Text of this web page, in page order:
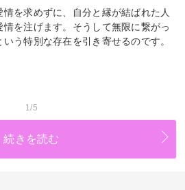
を求めずに、自分と縁が結ばれた人
を注げます。そうして無限に繋がっ
う特別な存在を引き寄せるのです。
1/5
続きを読む